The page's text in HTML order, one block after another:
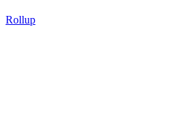
Rollup